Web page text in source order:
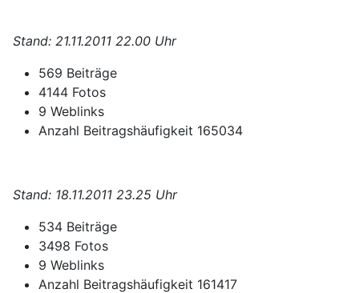
Stand: 21.11.2011 22.00 Uhr
569 Beiträge
4144 Fotos
9 Weblinks
Anzahl Beitragshäufigkeit 165034
Stand: 18.11.2011 23.25 Uhr
534 Beiträge
3498 Fotos
9 Weblinks
Anzahl Beitragshäufigkeit 161417